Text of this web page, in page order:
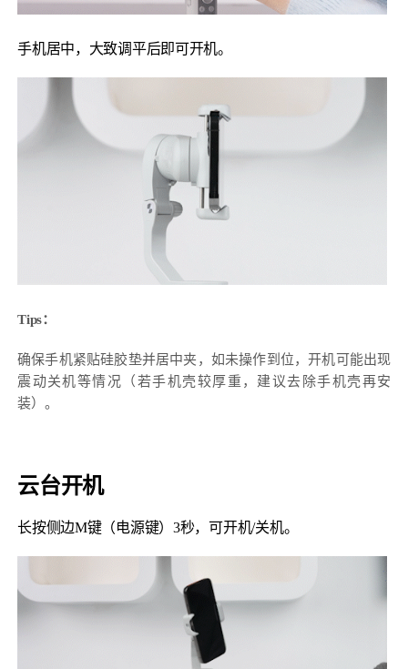
手机居中，大致调平后即可开机。
Tips：
确保手机紧贴硅胶垫并居中夹，如未操作到位，开机可能出现
震动关机等情况（若手机壳较厚重，建议去除手机壳再安
装）。
云台开机
长按侧边M键（电源键）3秒，可开机/关机。